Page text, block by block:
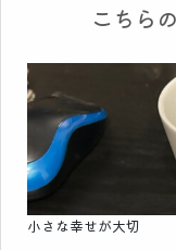
こちら
小さな幸せが大切